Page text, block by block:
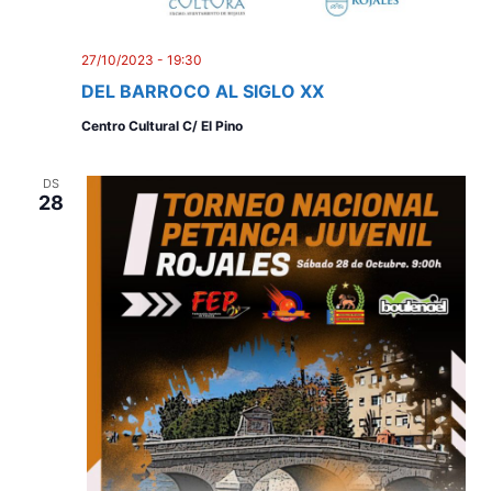
DEL BARROCO AL SIGLO XX
27/10/2023 - 19:30
Centro Cultural C/ El Pino
DS
28